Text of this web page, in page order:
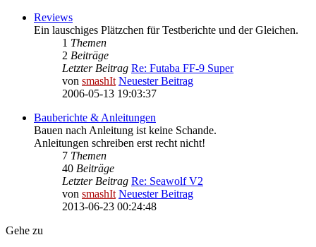
Reviews
Ein lauschiges Plätzchen für Testberichte und der Gleichen.
1 Themen
2 Beiträge
Letzter Beitrag Re: Futaba FF-9 Super
von smashIt Neuester Beitrag
2006-05-13 19:03:37
Bauberichte & Anleitungen
Bauen nach Anleitung ist keine Schande.
Anleitungen schreiben erst recht nicht!
7 Themen
40 Beiträge
Letzter Beitrag Re: Seawolf V2
von smashIt Neuester Beitrag
2013-06-23 00:24:48
Gehe zu